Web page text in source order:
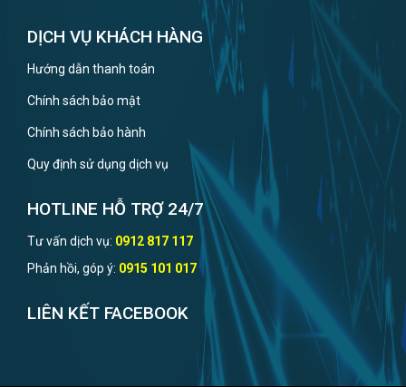
DỊCH VỤ KHÁCH HÀNG
Hướng dẫn thanh toán
Chính sách bảo mật
Chính sách bảo hành
Quy định sử dụng dịch vụ
HOTLINE HỖ TRỢ 24/7
Tư vấn dịch vụ: 0912 817 117
Phản hồi, góp ý: 0915 101 017
LIÊN KẾT FACEBOOK